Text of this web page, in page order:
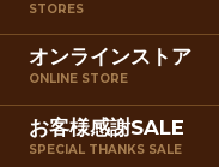
STORES
オンラインストア
ONLINE STORE
お客様感謝SALE
SPECIAL THANKS SALE